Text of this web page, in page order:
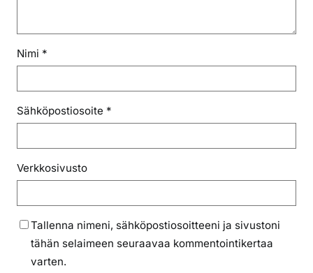
Nimi *
Sähköpostiosoite *
Verkkosivusto
Tallenna nimeni, sähköpostiosoitteeni ja sivustoni
tähän selaimeen seuraavaa kommentointikertaa
varten.